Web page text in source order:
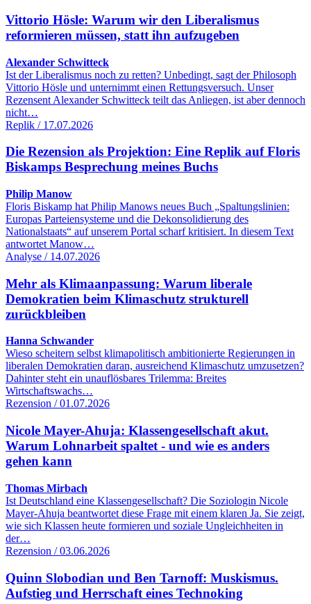
Vittorio Hösle: Warum wir den Liberalismus
reformieren müssen, statt ihn aufzugeben
Alexander Schwitteck
Ist der Liberalismus noch zu retten? Unbedingt, sagt der Philosoph
Vittorio Hösle und unternimmt einen Rettungsversuch. Unser
Rezensent Alexander Schwitteck teilt das Anliegen, ist aber dennoch
nicht…
Replik / 17.07.2026
Die Rezension als Projektion: Eine Replik auf Floris
Biskamps Besprechung meines Buchs
Philip Manow
Floris Biskamp hat Philip Manows neues Buch „Spaltungslinien:
Europas Parteiensysteme und die Dekonsolidierung des
Nationalstaats“ auf unserem Portal scharf kritisiert. In diesem Text
antwortet Manow…
Analyse / 14.07.2026
Mehr als Klimaanpassung: Warum liberale
Demokratien beim Klimaschutz strukturell
zurückbleiben
Hanna Schwander
Wieso scheitern selbst klimapolitisch ambitionierte Regierungen in
liberalen Demokratien daran, ausreichend Klimaschutz umzusetzen?
Dahinter steht ein unauflösbares Trilemma: Breites
Wirtschaftswachs…
Rezension / 01.07.2026
Nicole Mayer-Ahuja: Klassengesellschaft akut.
Warum Lohnarbeit spaltet - und wie es anders
gehen kann
Thomas Mirbach
Ist Deutschland eine Klassengesellschaft? Die Soziologin Nicole
Mayer-Ahuja beantwortet diese Frage mit einem klaren Ja. Sie zeigt,
wie sich Klassen heute formieren und soziale Ungleichheiten in
der…
Rezension / 03.06.2026
Quinn Slobodian und Ben Tarnoff: Muskismus.
Aufstieg und Herrschaft eines Technoking